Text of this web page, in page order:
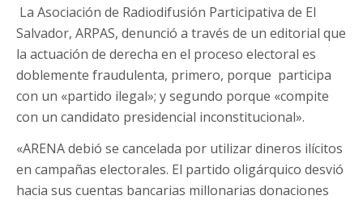
La Asociación de Radiodifusión Participativa de El
Salvador, ARPAS, denunció a través de un editorial que
la actuación de derecha en el proceso electoral es
doblemente fraudulenta, primero, porque participa
con un «partido ilegal»; y segundo porque «compite
con un candidato presidencial inconstitucional».
«ARENA debió se cancelada por utilizar dineros ilícitos
en campañas electorales. El partido oligárquico desvió
hacia sus cuentas bancarias millonarias donaciones